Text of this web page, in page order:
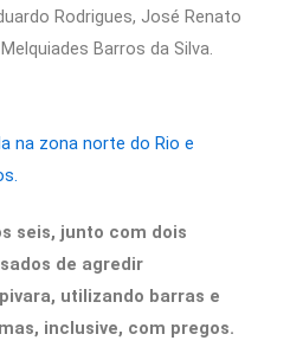
Rodrigues, José Renato
Barros da Silva.
na zona norte do Rio e
seis, junto com dois
de agredir
utilizando barras e
inclusive, com pregos.